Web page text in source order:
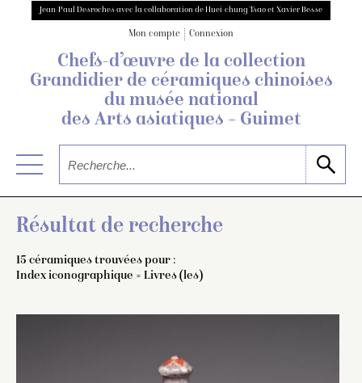
Jean-Paul Desroches avec la collaboration de Huei-chung Tsao et Xavier Besse
Mon compte Connexion
Chefs-d’œuvre de la collection
Grandidierde céramiques chinoises
du musée national
des Arts asiatiques – Guimet
Résultat de recherche
15 céramiques trouvées pour :
Index iconographique = Livres (les)